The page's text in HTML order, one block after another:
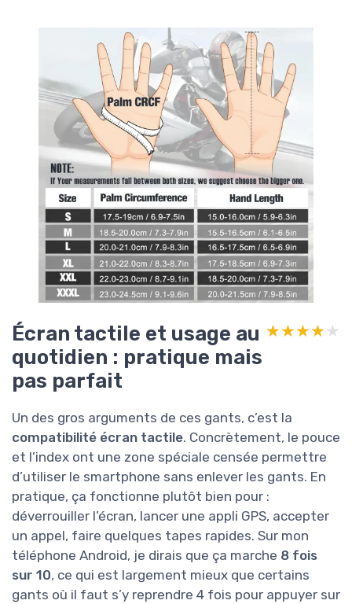
Écran tactile et usage au
quotidien : pratique mais
pas parfait
★★★★★
★★★★★
Un des gros arguments de ces gants, c’est la
compatibilité écran tactile. Concrètement, le pouce
et l’index ont une zone spéciale censée permettre
d’utiliser le smartphone sans enlever les gants. En
pratique, ça fonctionne plutôt bien pour :
déverrouiller l’écran, lancer une appli GPS, accepter
un appel, faire quelques tapes rapides. Sur mon
téléphone Android, je dirais que ça marche 8 fois
sur 10, ce qui est largement mieux que certains
gants où il faut s’y reprendre 4 fois pour appuyer sur